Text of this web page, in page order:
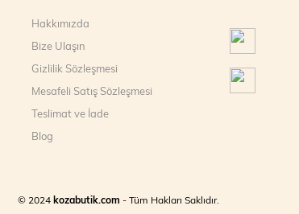
Hakkımızda
Bize Ulaşın
Gizlilik Sözleşmesi
Mesafeli Satış Sözleşmesi
Teslimat ve İade
Blog
© 2024kozabutik.com - Tüm Hakları Saklıdır.